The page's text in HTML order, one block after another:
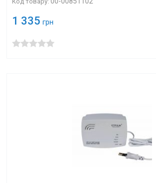
1 335 грн